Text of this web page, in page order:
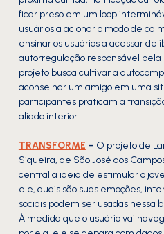
ficar preso em um loop
usuários a acionar o modo de
ensinar os usuários a acessar
autorregulação responsável
projeto busca cultivar a
aconselhar um amigo em uma
participantes praticam a
aliado interior.
TRANSFORME – O projeto de
Siqueira, de São José dos
central a ideia de estimular o
ele, quais são suas emoções,
sociais podem ser usadas nessa
À medida que o usuário vai